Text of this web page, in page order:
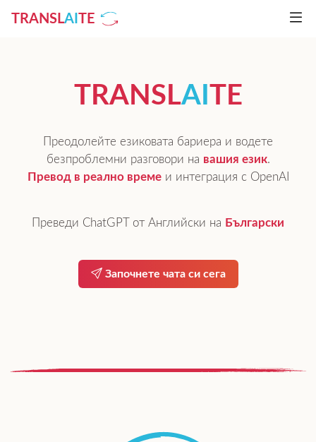
TRANSLAI TE
TRANSLAI TE
Преодолейте езиковата бариера и водете
безпроблемни разговори на вашия език.
Превод в реално времеи интеграция с OpenAI
Преведи ChatGPT от Английски на Български
Започнете чата си сега